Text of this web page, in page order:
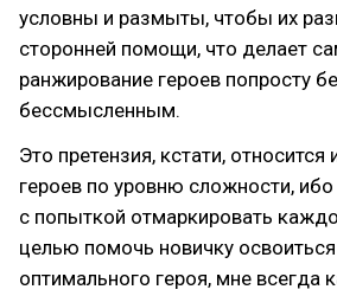
условны и размыты, чтобы их
сторонней помощи, что делает
ранжирование героев попросту
бессмысленным.
Это претензия, кстати,
героев по уровню сложности, ибо
с попыткой отмаркировать
целью помочь новичку освоиться
оптимального героя, мне всегда